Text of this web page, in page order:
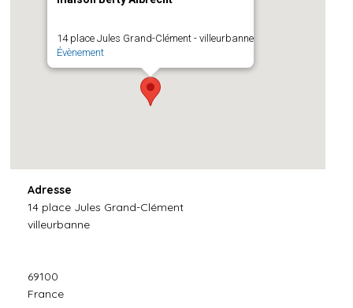
14 place Jules Grand-Clément - villeurbanne
Évènement
Adresse
14 place Jules Grand-Clément
villeurbanne
69100
France